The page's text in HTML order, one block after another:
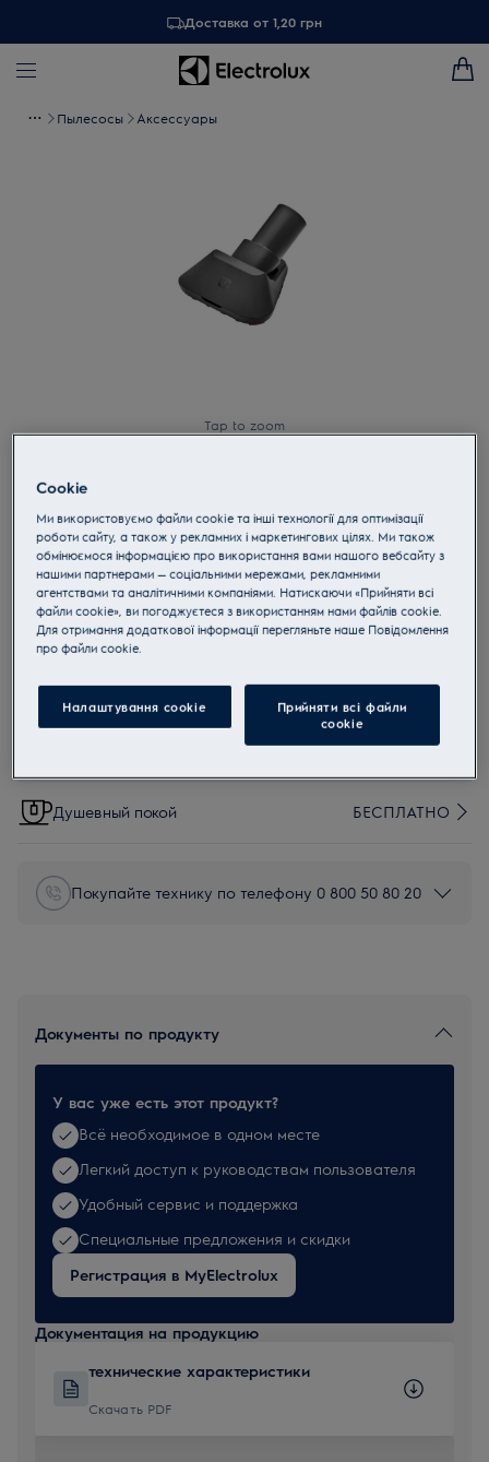
Доставка от 1,20 грн
Пылесосы Аксессуары
Tap to zoom
ZE145
ZE145 Комбинированная насадка
0 (0)
Покупайте в Electrolux и получайте
90 грн
Душевный покой БЕСПЛАТНО
Покупайте технику по телефону 0 800 50 80 20
Документы по продукту
У вас уже есть этот продукт?
Всё необходимое в одном месте
Легкий доступ к руководствам пользователя
Удобный сервис и поддержка
Специальные предложения и скидки
Регистрация в MyElectrolux
Документация на продукцию
технические характеристики
Скачать PDF
Cookie
Ми використовуємо файли cookie та інші технології для оптимізації
роботи сайту, а також у рекламних і маркетингових цілях. Ми також
обмінюємося інформацією про використання вами нашого вебсайту з
нашими партнерами — соціальними мережами, рекламними
агентствами та аналітичними компаніями. Натискаючи «Прийняти всі
файли cookie», ви погоджуєтеся з використанням нами файлів cookie.
Для отримання додаткової інформації перегляньте наше Пoвідомлення
прo файли cookie.
Налаштування cookie
Прийняти всі файли
сookie